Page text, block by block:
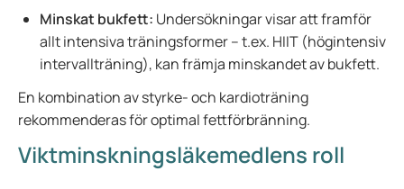
Minskat bukfett: Undersökningar visar att framför
allt intensiva träningsformer – t.ex. HIIT (högintensiv
intervallträning), kan främja minskandet av bukfett.
En kombination av styrke- och kardioträning
rekommenderas för optimal fettförbränning.
Viktminskningsläkemedlens roll